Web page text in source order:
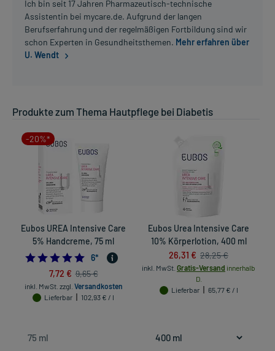
Ich bin seit 17 Jahren Pharmazeutisch-technische
Assistentin bei mycare.de. Aufgrund der langen
Berufserfahrung und der regelmäßigen Fortbildung sind wir
schon Experten in Gesundheitsthemen. Mehr erfahren über
U. Wendt
Produkte zum Thema Hautpflege bei Diabetis
-20%*
Eubos UREA Intensive Care
5% Handcreme, 75 ml
5.0
6*
7,72 € 9,65 €
inkl. MwSt. zzgl. Versandkosten
Lieferbar
102,93 € / l
Eubos Urea Intensive Care
10% Körperlotion, 400 ml
26,31 € 28,25 €
inkl. MwSt. Gratis-Versand innerhalb
D.
Lieferbar
65,77 € / l